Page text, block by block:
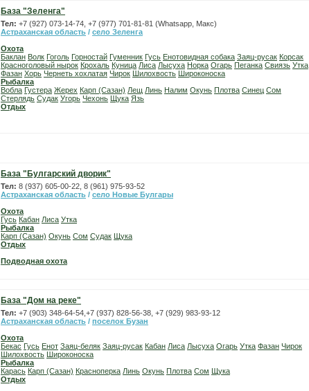
База "Зеленга"
Тел: +7 (927) 073-14-74, +7 (977) 701-81-81 (Whatsapp, Макс)
Астраханская область / село Зеленга
Охота
Баклан Волк Гоголь Горностай Гуменник Гусь Енотовидная собака Заяц-русак Корсак
Красноголовый нырок Крохаль Куница Лиса Лысуха Норка Огарь Пеганка Свиязь Утка
Фазан Хорь Чернеть хохлатая Чирок Шилохвость Широконоска
Рыбалка
Вобла Густера Жерех Карп (Сазан) Лещ Линь Налим Окунь Плотва Синец Сом
Стерлядь Судак Угорь Чехонь Щука Язь
Отдых
База "Булгарский дворик"
Тел: 8 (937) 605-00-22, 8 (961) 975-93-52
Астраханская область / село Новые Булгары
Охота
Гусь Кабан Лиса Утка
Рыбалка
Карп (Сазан) Окунь Сом Судак Щука
Отдых
Подводная охота
База "Дом на реке"
Тел: +7 (903) 348-64-54,+7 (937) 828-56-38, +7 (929) 983-93-12
Астраханская область / поселок Бузан
Охота
Бекас Гусь Енот Заяц-беляк Заяц-русак Кабан Лиса Лысуха Огарь Утка Фазан Чирок
Шилохвость Широконоска
Рыбалка
Карась Карп (Сазан) Красноперка Линь Окунь Плотва Сом Щука
Отдых